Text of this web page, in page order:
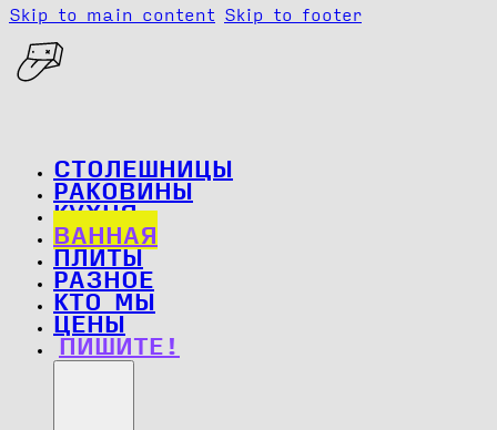
Skip to main content Skip to footer
СТОЛЕШНИЦЫ
РАКОВИНЫ
КУХНЯ
ВАННАЯ
ПЛИТЫ
РАЗНОЕ
КТО МЫ
ЦЕНЫ
ПИШИТЕ!